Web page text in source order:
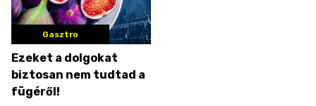
Gasztro
Ezeket a dolgokat
biztosan nem tudtad a
fügéről!